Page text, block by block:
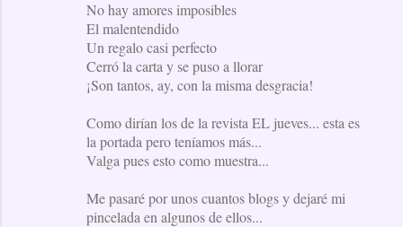
No hay amores imposibles
El malentendido
Un regalo casi perfecto
Cerró la carta y se puso a llorar
¡Son tantos, ay, con la misma desgracia!
Como dirían los de la revista EL jueves... esta es
la portada pero teníamos más...
Valga pues esto como muestra...
Me pasaré por unos cuantos blogs y dejaré mi
pincelada en algunos de ellos...